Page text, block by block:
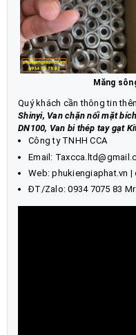
Măng
Quý khách cần thông tin
Shinyi, Van chặn nối mặt
DN100, Van bi thép tay gạt
Công ty TNHH CCA
Email:
Web:phukiengiaphat.vn |
ĐT/Zalo:0934 7075 83